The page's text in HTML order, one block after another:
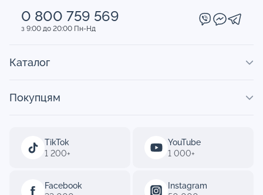
0 800 759 569
з 9:00 до 20:00 Пн-Нд
TikTok
1 200+
YouTube
1 000+
Facebook
Instagram
Каталог
Покупцям